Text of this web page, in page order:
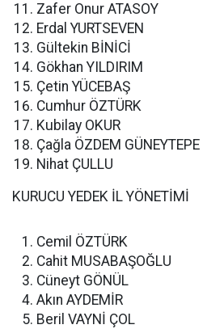
Zafer Onur ATASOY
Erdal YURTSEVEN
Gültekin BİNİCİ
Gökhan YILDIRIM
Çetin YÜCEBAŞ
Cumhur ÖZTÜRK
Kubilay OKUR
Çağla ÖZDEM GÜNEYTEPE
Nihat ÇULLU
KURUCU YEDEK İL YÖNETİMİ
Cemil ÖZTÜRK
Cahit MUSABAŞOĞLU
Cüneyt GÖNÜL
Akın AYDEMİR
Beril VAYNİ ÇOL